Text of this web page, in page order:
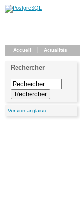
Accueil Actualités
Rechercher
Version anglaise